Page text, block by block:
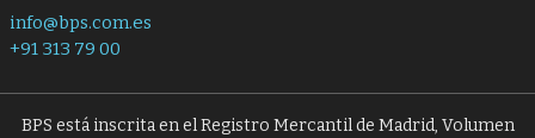
info@bps.com.es
+91 313 79 00
BPS está inscrita en el Registro Mercantil de Madrid, Volumen